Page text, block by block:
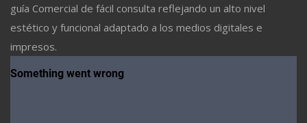
guía Comercial de fácil consulta reflejando un alto nivel
estético y funcional adaptado a los medios digitales e
impresos.